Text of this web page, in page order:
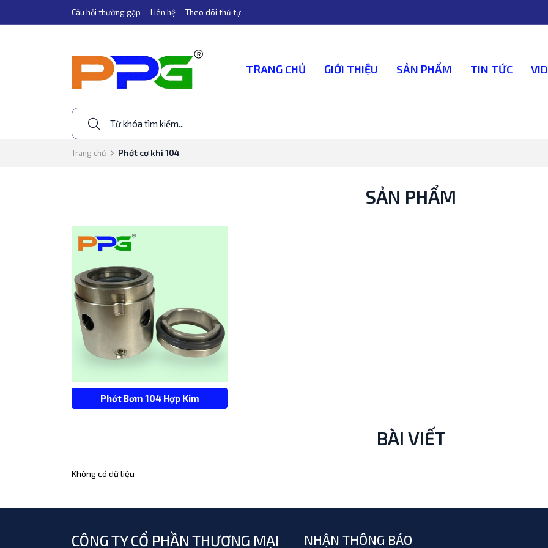
Câu hỏi thường gặp Liên hệ Theo dõi thứ tự
TRANG CHỦ GIỚI THIỆU SẢN PHẨM TIN TỨC
Trang chủ Phớt cơ khí 104
SẢN PHẨM
Phớt Bơm 104 Hợp Kim
BÀI VIẾT
Không có dữ liệu
CÔNG TY CỔ PHẦN THƯƠNG MẠI NHẬN THÔNG BÁO